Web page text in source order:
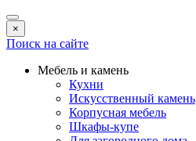
×
Поиск на сайте
Мебель и камень
Кухни
Искусственный камень
Корпусная мебель
Шкафы-купе